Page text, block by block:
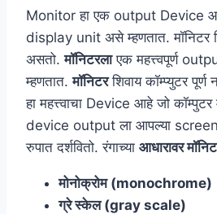
Monitor हा एक output Device
display unit असे म्हणतात. मॉनिटर
असतो.मॉनिटरलाएक महत्त्वपूर्ण
म्हणतात.मॉनिटरशिवाय कॉम्प्युटर
हा महत्त्वाचा Device आहे जो कॉम्पुटर
device output ला आपल्या
रुपात दर्शवितो. रंगाच्या आधारावर
मोनोक्रोम (monochrome)
ग्रे स्केल (gray scale)